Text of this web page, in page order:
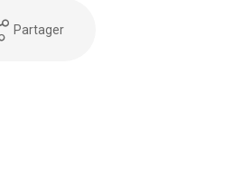
Partager